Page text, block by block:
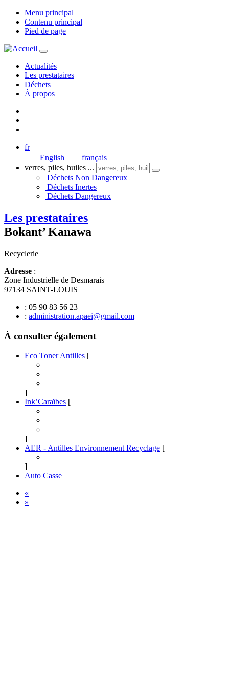
Menu principal
Contenu principal
Pied de page
Actualités
Les prestataires
Déchets
À propos
fr
English
français
verres, piles, huiles ...
Déchets Non Dangereux
Déchets Inertes
Déchets Dangereux
Les prestataires
Bokant’ Kanawa
Recyclerie
Adresse :
Zone Industrielle de Desmarais
97134 SAINT-LOUIS
: 05 90 83 56 23
: administration.apaei@gmail.com
À consulter également
Eco Toner Antilles [
]
Ink’Caraïbes [
]
AER - Antilles Environnement Recyclage [
]
Auto Casse
«
»